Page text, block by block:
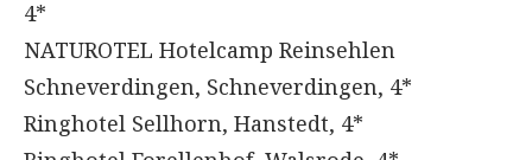
4*
NATUROTEL Hotelcamp Reinsehlen
Schneverdingen, Schneverdingen, 4*
Ringhotel Sellhorn, Hanstedt, 4*